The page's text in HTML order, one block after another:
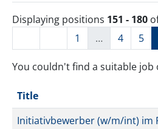
Displaying positions 151 - 180
1
… 4 5
You couldn't find a suitable job
Title
Initiativbewerber (w/m/int) im